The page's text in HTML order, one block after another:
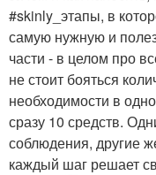
#skinly_этапы, в
самую нужную и
части - в целом про
не стоит бояться
необходимости в
сразу 10 средств.
соблюдения, другие
каждый шаг решает